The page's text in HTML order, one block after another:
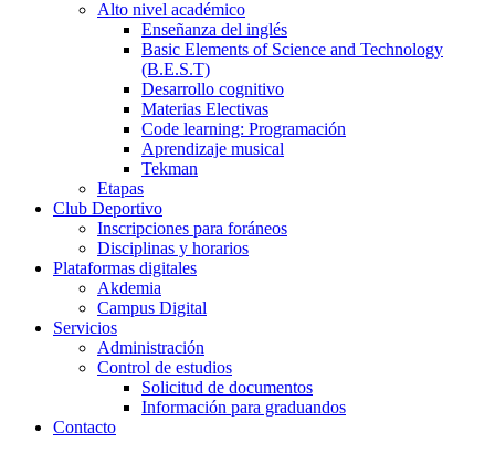
Alto nivel académico
Enseñanza del inglés
Basic Elements of Science and Technology
(B.E.S.T)
Desarrollo cognitivo
Materias Electivas
Code learning: Programación
Aprendizaje musical
Tekman
Etapas
Club Deportivo
Inscripciones para foráneos
Disciplinas y horarios
Plataformas digitales
Akdemia
Campus Digital
Servicios
Administración
Control de estudios
Solicitud de documentos
Información para graduandos
Contacto